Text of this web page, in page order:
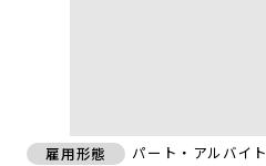
雇用形態
パート・アルバイト